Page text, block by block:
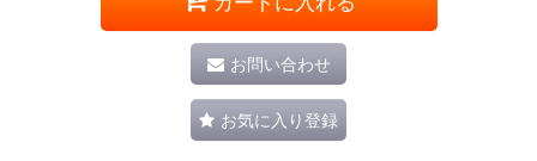
お問い合わせ
お気に入り登録